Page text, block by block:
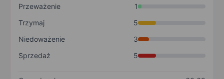
Przeważenie
1
Trzymaj
5
Niedoważenie
3
Sprzedaż
5